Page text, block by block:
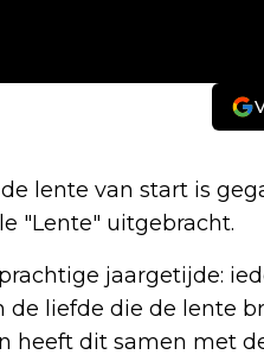
lente van start is
"Lente" uitgebracht.
jaargetijde:
liefde die de lente
heeft dit samen met